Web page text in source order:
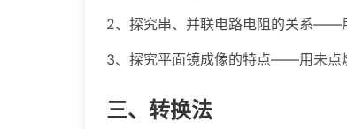
2、探究串、并联电路电阻的关系——
3、探究平面镜成像的特点——用未点
三、转换法